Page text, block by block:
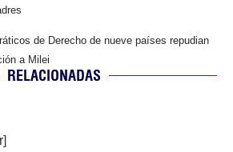
de Derecho de nueve países repudian
a Milei
RELACIONADAS